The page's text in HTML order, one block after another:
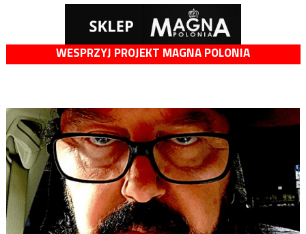
WESPRZYJ PROJEKT MAGNA POLONIA